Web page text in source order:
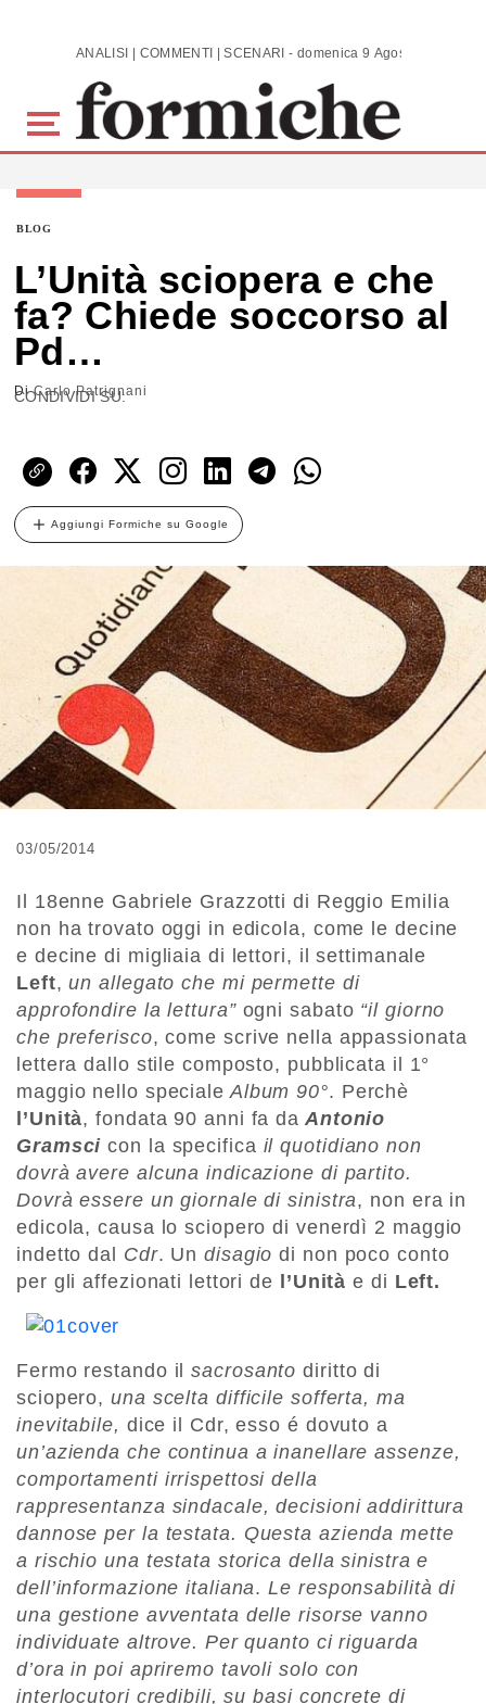
Skip to main content ANALISI | COMMENTI | SCENARI - domenica 9 Agosto 2026
BLOG
L’Unità sciopera e che
fa? Chiede soccorso al
Pd…
DiCarlo Patrignani
CONDIVIDI SU:
Aggiungi Formiche su Google
03/05/2014
Il 18enne Gabriele Grazzotti di Reggio Emilia
non ha trovato oggi in edicola, come le decine
e decine di migliaia di lettori, il settimanale
Left,un allegato che mi permette di
approfondire la lettura” ogni sabato “il giorno
che preferisco, come scrive nella appassionata
lettera dallo stile composto, pubblicata il 1°
maggio nello speciale Album 90°. Perchè
l’Unità, fondata 90 anni fa da Antonio
Gramsci con la specifica il quotidiano non
dovrà avere alcuna indicazione di partito.
Dovrà essere un giornale di sinistra, non era in
edicola, causa lo sciopero di venerdì 2 maggio
indetto dal Cdr. Un disagio di non poco conto
per gli affezionati lettori de l’Unità e di Left.
Fermo restando ilsacrosanto diritto di
sciopero,una scelta difficile sofferta, ma
inevitabile, dice il Cdr, esso é dovuto a
un’azienda che continua a inanellare assenze,
comportamenti irrispettosi della
rappresentanza sindacale, decisioni addirittura
dannose per la testata. Questa azienda mette
a rischio una testata storica della sinistra e
dell’informazione italiana.Le responsabilità di
una gestione avventata delle risorse vanno
individuate altrove. Per quanto ci riguarda
d’ora in poi apriremo tavoli solo con
interlocutori credibili, su basi concrete di